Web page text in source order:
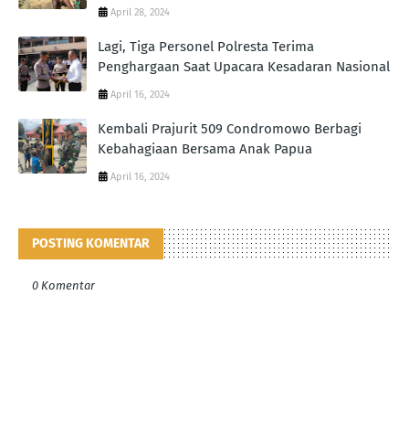
April 28, 2024
Lagi, Tiga Personel Polresta Terima
Penghargaan Saat Upacara Kesadaran Nasional
April 16, 2024
Kembali Prajurit 509 Condromowo Berbagi
Kebahagiaan Bersama Anak Papua
April 16, 2024
POSTING KOMENTAR
0 Komentar